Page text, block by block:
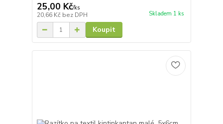
25,00 Kč/ks
20,66 Kč bez DPH Skladem 1 ks
Koupit